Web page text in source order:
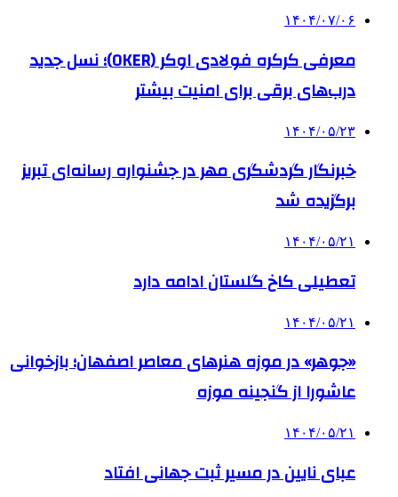
۱۴۰۴/۰۷/۰۶
معرفی کرکره فولادی اوکر (OKER)؛ نسل جدید
درب‌های برقی برای امنیت بیشتر
۱۴۰۴/۰۵/۲۳
خبرنگار گردشگری مهر در جشنواره رسانه‌ای تبریز
برگزیده شد
۱۴۰۴/۰۵/۲۱
تعطیلی کاخ گلستان ادامه دارد
۱۴۰۴/۰۵/۲۱
«جوهر» در موزه هنرهای معاصر اصفهان؛ بازخوانی
عاشورا از گنجینه موزه
۱۴۰۴/۰۵/۲۱
عبای نایین در مسیر ثبت جهانی افتاد